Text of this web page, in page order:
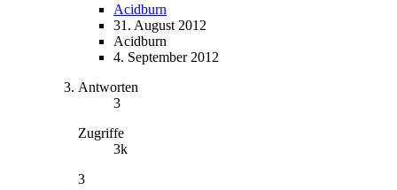
Acidburn
31. August 2012
Acidburn
4. September 2012
Antworten
3
Zugriffe
3k
3